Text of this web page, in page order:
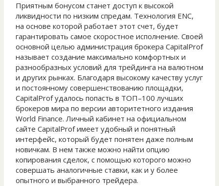
Приятным бонусом станет доступ к высокой
ликвидности по низким спредам. Технология ENC,
на основе которой работает этот счет, будет
гарантировать самое скоростное исполнение. Своей
основной целью администрация брокера CapitalProf
называет создание максимально комфортных и
разнообразных условий для трейдинга на валютном
и других рынках. Благодаря высокому качеству услуг
и постоянному совершенствованию площадки,
CapitalProf удалось попасть в ТОП–100 лучших
брокеров мира по версии авторитетного издания
World Finance. Личный кабинет на официальном
сайте CapitalProf имеет удобный и понятный
интерфейс, который будет понятен даже полным
новичкам. В нем также можно найти опцию
копирования сделок, с помощью которого можно
совершать аналогичные ставки, как и у более
опытного и выбранного трейдера.